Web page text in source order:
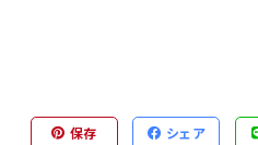
保存 シェア